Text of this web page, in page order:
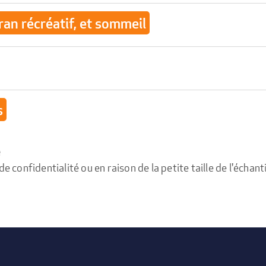
récréatif, et sommeil
confidentialité ou en raison de la petite taille de